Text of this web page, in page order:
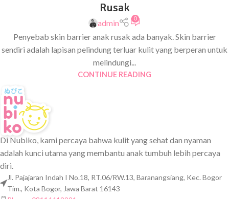
Rusak
admin 0
Penyebab skin barrier anak rusak ada banyak. Skin barrier
sendiri adalah lapisan pelindung terluar kulit yang berperan untuk
melindungi...
CONTINUE READING
Di Nubiko, kami percaya bahwa kulit yang sehat dan nyaman
adalah kunci utama yang membantu anak tumbuh lebih percaya
diri.
Jl. Pajajaran Indah I No.18, RT.06/RW.13, Baranangsiang, Kec. Bogor
Tim., Kota Bogor, Jawa Barat 16143